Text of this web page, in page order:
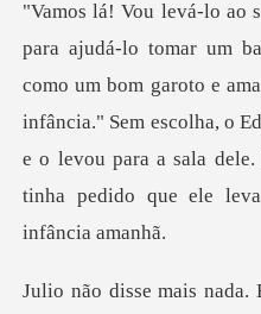
bom garoto e
infância." Sem escolha, o
e o levou